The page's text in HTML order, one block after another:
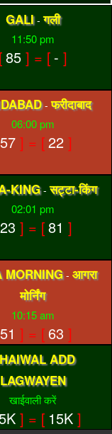
GALI - गली
11:50 pm
[85 ] = [ - ]
- फरीदाबाद
06:00 pm
57 ] = [22 ]
KING - सट्टा-किंग
02:01 pm
23 ] = [81 ]
MORNING- आगरा
मोर्निंग
10:15 am
51 ] = [63 ]
ADD
LAGWAYEN
खाईवाली करें
] = [ 15K ]